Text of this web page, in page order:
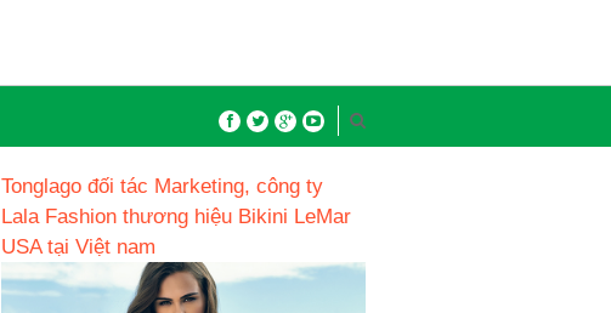
Tonglago đối tác Marketing, công ty
Lala Fashion thương hiệu Bikini LeMar
USA tại Việt nam